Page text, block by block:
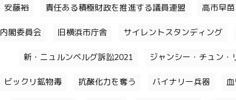
安藤裕 責任ある積極財政を推進する議員連盟 高市早苗
内閣委員会 旧横浜市庁舎 サイレントスタンディング
新・ニュルンベルグ訴訟2021 ジャンシー・チュン・
ビックリ鉱物毒 抗酸化力を奪う バイナリー兵器